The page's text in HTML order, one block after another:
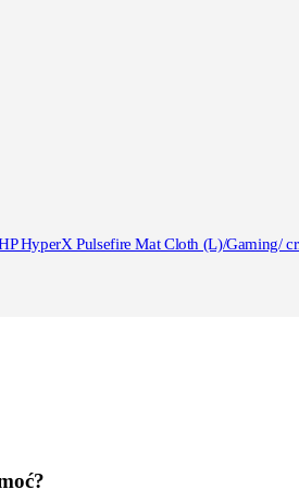
HyperX Pulsefire Mat Cloth (L)/Gaming/